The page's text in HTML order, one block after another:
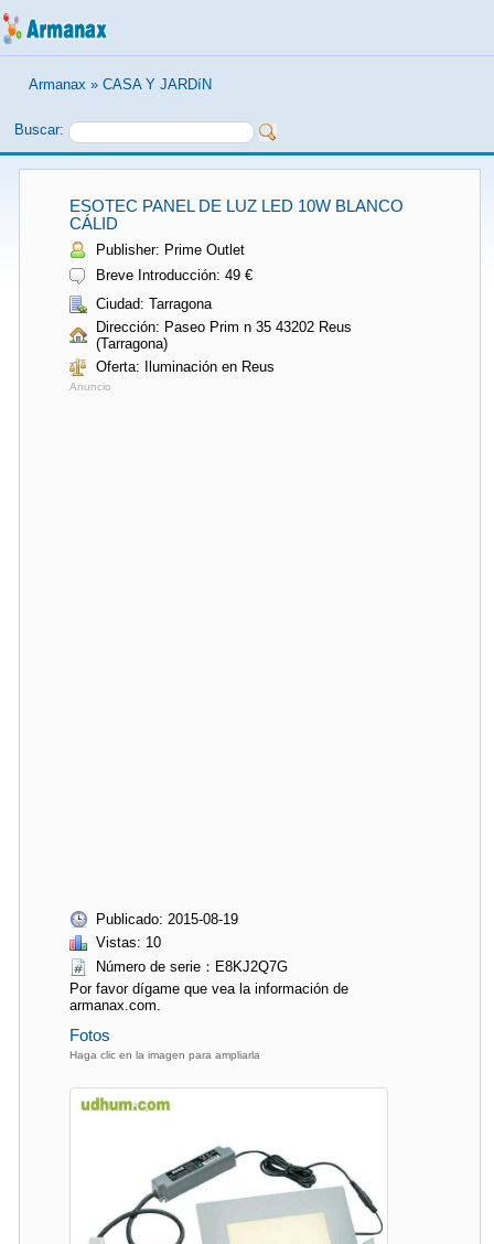
Armanax » CASA Y JARDíN
Buscar:
ESOTEC PANEL DE LUZ LED 10W BLANCO
CÁLID
Publisher: Prime Outlet
Breve Introducción: 49 €
Ciudad: Tarragona
Dirección: Paseo Prim n 35 43202 Reus
(Tarragona)
Oferta: Iluminación en Reus
Anuncio
Publicado: 2015-08-19
Vistas: 10
Número de serie：E8KJ2Q7G
Por favor dígame que vea la información de
armanax.com.
Fotos
Haga clic en la imagen para ampliarla